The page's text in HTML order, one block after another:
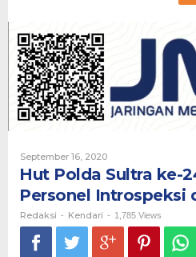
24,
Kapolda
Ajak
Personel
Introspeksi
dan
September 16, 2020Oleh
Redaksi
Hut Polda Sultra ke-
Personel Introspeksi
Redaksi - Kendari - 1,785 Views